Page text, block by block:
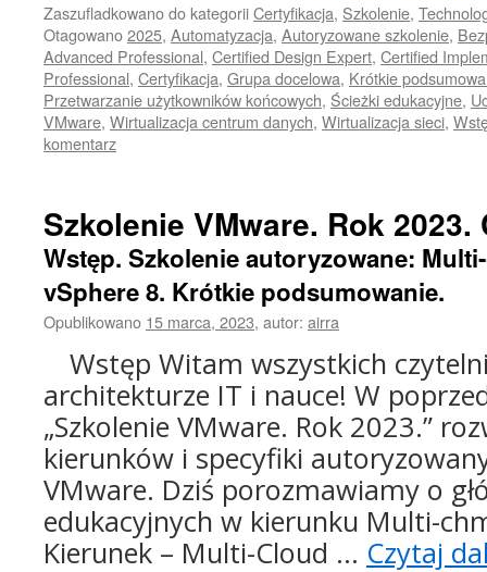
Zaszufladkowano do kategoriiCertyfikacja, Szkolenie,
Otagowano2025, Automatyzacja, Autoryzowane szkolenie,
Advanced Professional, Certified Design Expert, Certified
Professional, Certyfikacja, Grupa docelowa, Krótkie
Przetwarzanie użytkowników końcowych, Ścieżki edukacyjne,
VMware, Wirtualizacja centrum danych, Wirtualizacja sieci,
komentarz
Szkolenie VMware. Rok 2023.
Wstęp. Szkolenie autoryzowane:
vSphere 8. Krótkie podsumowanie.
Opublikowano 15 marca, 2023, autor: airra
Wstęp Witam wszystkich
architekturze IT i nauce! W
„Szkolenie VMware. Rok 2023.”
kierunków i specyfiki
VMware. Dziś porozmawiamy o
edukacyjnych w kierunku Multi-
Kierunek – Multi-Cloud … Czytaj